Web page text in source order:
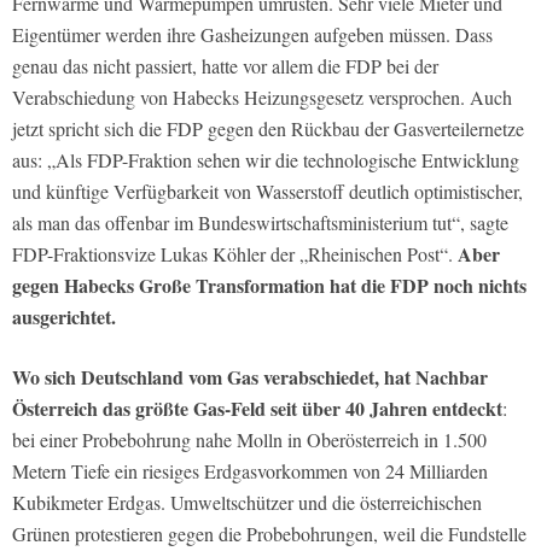
Eigentümer werden ihre Gasheizungen aufgeben müssen. Dass
genau das nicht passiert, hatte vor allem die FDP bei der
Verabschiedung von Habecks Heizungsgesetz versprochen. Auch
jetzt spricht sich die FDP gegen den Rückbau der Gasverteilernetze
aus: „Als FDP-Fraktion sehen wir die technologische Entwicklung
und künftige Verfügbarkeit von Wasserstoff deutlich optimistischer,
als man das offenbar im Bundeswirtschaftsministerium tut“, sagte
FDP-Fraktionsvize Lukas Köhler der „Rheinischen Post“. Aber
gegen Habecks Große Transformation hat die FDP noch nichts
ausgerichtet.
Wo sich Deutschland vom Gas verabschiedet, hat Nachbar
Österreich das größte Gas-Feld seit über 40 Jahren entdeckt:
bei einer Probebohrung nahe Molln in Oberösterreich in 1.500
Metern Tiefe ein riesiges Erdgasvorkommen von 24 Milliarden
Kubikmeter Erdgas. Umweltschützer und die österreichischen
Grünen protestieren gegen die Probebohrungen, weil die Fundstelle